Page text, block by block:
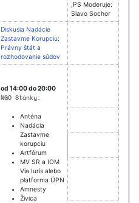
,PS Moderuje:
Slavo Sochor
Diskusia Nadácie
Zastavme Korupciu:
Právny štát a
rozhodovanie súdov
od 14:00 do 20:00
NGO Stánky:
Anténa
Nadácia
Zastavme
korupciu
Artfórum
MV SR a IOM
Via Iuris alebo
platforma ÚPN
Amnesty
Živica